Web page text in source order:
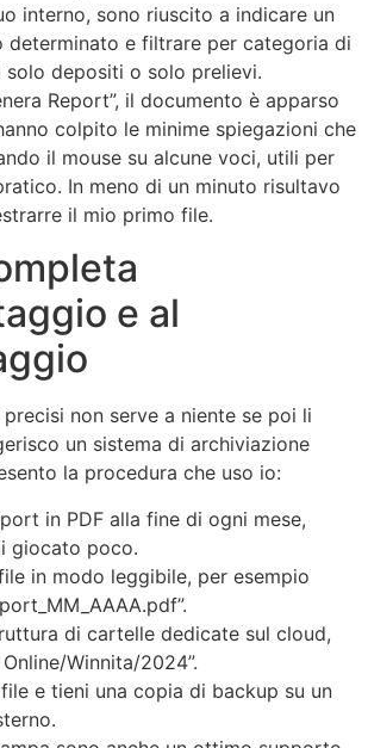
interno, sono riuscito a indicare un
determinato e filtrare per categoria di
solo depositi o solo prelievi.
Report”, il documento è apparso
colpito le minime spiegazioni che
il mouse su alcune voci, utili per
In meno di un minuto risultavo
il mio primo file.
e al
non serve a niente se poi li
un sistema di archiviazione
la procedura che uso io:
in PDF alla fine di ogni mese,
giocato poco.
in modo leggibile, per esempio
di cartelle dedicate sul cloud,
Winnita/2024”.
e tieni una copia di backup su un